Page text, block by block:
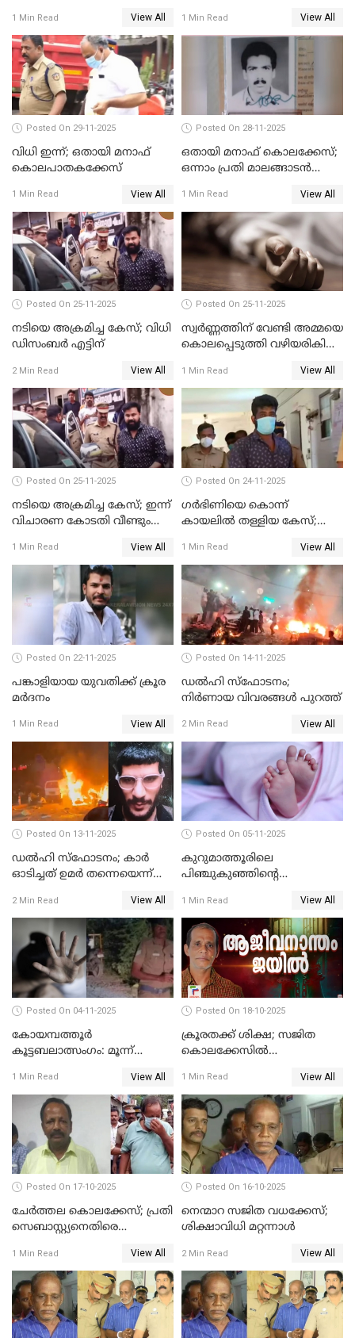
1 Min Read View All
കേസ്
1 Min Read View All
Posted On 29-11-2025
വിധി ഇന്ന്; ഒതായി മനാഫ്
കൊലപാതകക്കേസ്
1 Min Read View All
Posted On 28-11-2025
ഒതായി മനാഫ് കൊലക്കേസ്;
ഒന്നാം പ്രതി മാലങ്ങാടന്‍
1 Min Read View All
Posted On 25-11-2025
നടിയെ അക്രമിച്ച കേസ്; വിധി
ഡിസംബര്‍ എട്ടിന്
2 Min Read View All
Posted On 25-11-2025
സ്വർണ്ണത്തിന് വേണ്ടി അമ്മയെ
കൊലപ്പെടുത്തി വഴിയരികിൽ
പിടിയിൽ
1 Min Read View All
Posted On 25-11-2025
നടിയെ അക്രമിച്ച കേസ്; ഇന്ന്
വിചാരണ കോടതി വീണ്ടും
1 Min Read View All
Posted On 24-11-2025
ഗര്‍ഭിണിയെ കൊന്ന്
കായലില്‍ തള്ളിയ കേസ്;
1 Min Read View All
Posted On 22-11-2025
പങ്കാളിയായ യുവതിക്ക് ക്രൂര
മര്‍ദനം
1 Min Read View All
Posted On 14-11-2025
ഡല്‍ഹി സ്‌ഫോടനം;
നിര്‍ണായ വിവരങ്ങള്‍ പുറത്ത്
2 Min Read View All
Posted On 13-11-2025
ഡല്‍ഹി സ്‌ഫോടനം; കാര്‍
ഓടിച്ചത് ഉമര്‍ തന്നെയെന്ന്
പരിശോധനാഫലം
2 Min Read View All
Posted On 05-11-2025
കുറുമാത്തൂരിലെ
പിഞ്ചുകുഞ്ഞിന്റെ
അറസ്റ്റില്‍
1 Min Read View All
Posted On 04-11-2025
കോയമ്പത്തൂർ
കൂട്ടബലാത്സംഗം: മൂന്ന്
1 Min Read View All
Posted On 18-10-2025
ക്രൂരതക്ക് ശിക്ഷ; സജിത
കൊലക്കേസില്‍
ഇരട്ടജീവപര്യന്തം
1 Min Read View All
Posted On 17-10-2025
ചേര്‍ത്തല കൊലക്കേസ്; പ്രതി
സെബാസ്റ്റ്യനെതിരെ
1 Min Read View All
Posted On 16-10-2025
നെന്മാറ സജിത വധക്കേസ്;
ശിക്ഷാവിധി മറ്റന്നാള്‍
2 Min Read View All